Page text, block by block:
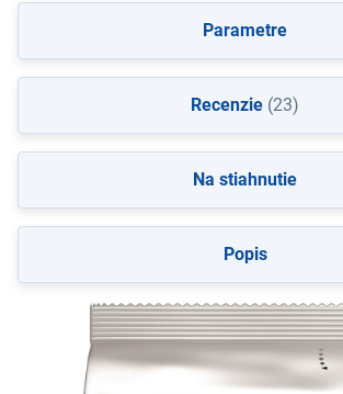
Popis
Parametre
Recenzie (23)
Na stiahnutie